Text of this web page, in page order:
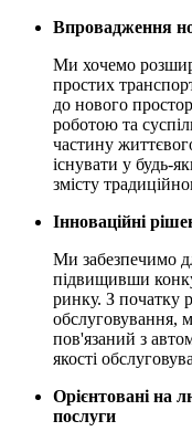
Впровадження
Ми хочемо
простих
до нового
роботою та
частину
існувати у будь-
змісту
Інноваційні
Ми забезпечимо
підвищивши
ринку. З початку
обслуговування,
пов'язаний з
якості
Орієнтовані на
послуги